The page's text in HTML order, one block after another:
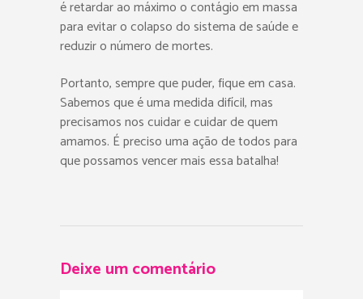
é retardar ao máximo o contágio em massa
para evitar o colapso do sistema de saúde e
reduzir o número de mortes.
Portanto, sempre que puder, fique em casa.
Sabemos que é uma medida difícil, mas
precisamos nos cuidar e cuidar de quem
amamos. É preciso uma ação de todos para
que possamos vencer mais essa batalha!
Deixe um comentário